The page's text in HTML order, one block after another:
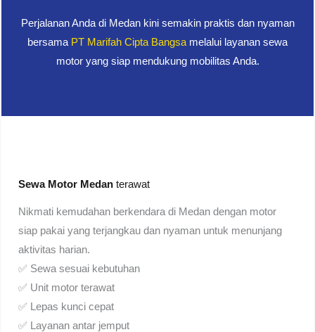
Perjalanan Anda di Medan kini semakin praktis dan nyaman
bersama PT Marifah Cipta Bangsa melalui layanan sewa
motor yang siap mendukung mobilitas Anda.
Sewa Motor Medanterawat
Nikmati kemudahan berkendara di Medan dengan motor
siap pakai yang terjangkau dan nyaman untuk menunjang
aktivitas harian.
✅ Sewa sesuai kebutuhan
✅ Unit motor terawat
✅ Lepas kunci cepat
✅ Layanan antar jemput